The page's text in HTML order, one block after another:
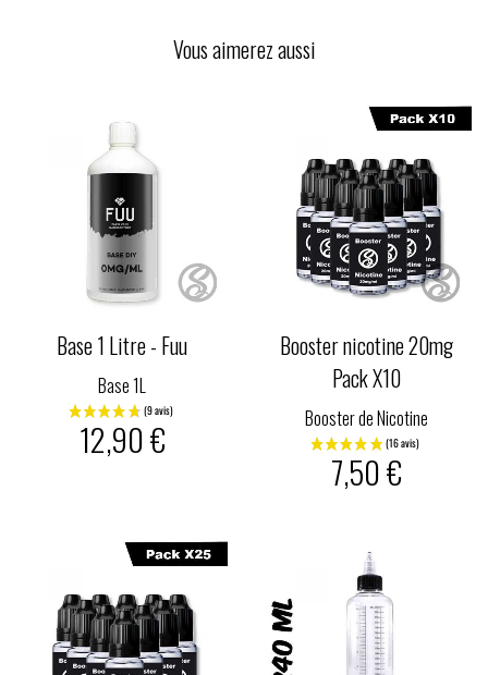
Vous aimerez aussi
Base 1 Litre - Fuu
Base 1L
12,90 €
Booster nicotine 20mg
Pack X10
Booster de Nicotine
7,50 €